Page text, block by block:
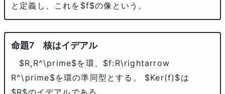
と定義し、これを $f$の像という。
核はイデアル
$R,R^\prime$を環、 $f:R\rightarrow
R^\prime$を環の準同型とする。 $Ker(f)$は
$R$のイデアルである。